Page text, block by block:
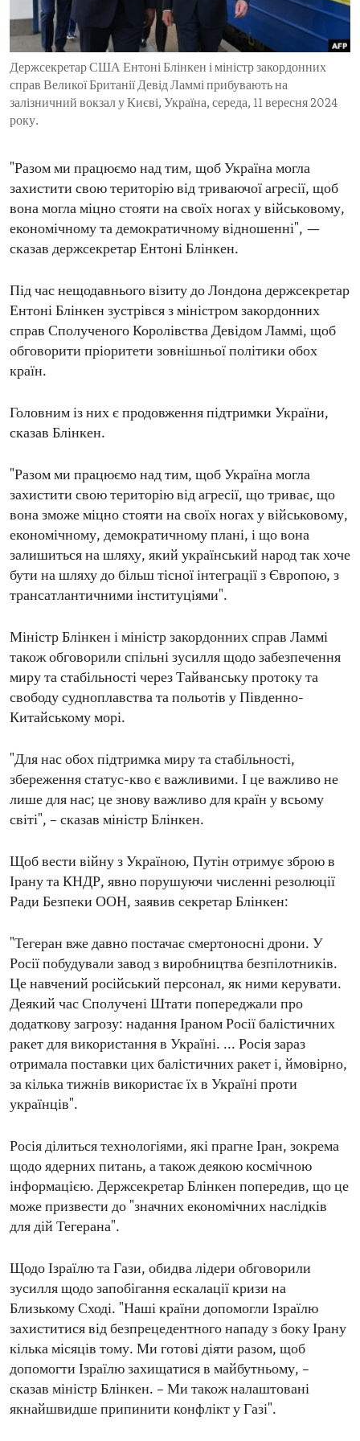
ENVIRONMENT AND HEALTH
IDEALS AND INSTITUTIONS
Держсекретар США Ентоні Блінкен і міністр закордонних
справ Великої Британії Девід Ламмі прибувають на
залізничний вокзал у Києві, Україна, середа, 11 вересня 2024
року.
"Разом ми працюємо над тим, щоб Україна могла
захистити свою територію від триваючої агресії, щоб
вона могла міцно стояти на своїх ногах у військовому,
економічному та демократичному відношенні", —
сказав держсекретар Ентоні Блінкен.
Під час нещодавнього візиту до Лондона держсекретар
Ентоні Блінкен зустрівся з міністром закордонних
справ Сполученого Королівства Девідом Ламмі, щоб
обговорити пріоритети зовнішньої політики обох
країн.
Головним із них є продовження підтримки України,
сказав Блінкен.
"Разом ми працюємо над тим, щоб Україна могла
захистити свою територію від агресії, що триває, що
вона зможе міцно стояти на своїх ногах у військовому,
економічному, демократичному плані, і що вона
залишиться на шляху, який український народ так хоче
бути на шляху до більш тісної інтеграції з Європою, з
трансатлантичними інституціями".
Міністр Блінкен і міністр закордонних справ Ламмі
також обговорили спільні зусилля щодо забезпечення
миру та стабільності через Тайванську протоку та
свободу судноплавства та польотів у Південно-
Китайському морі.
"Для нас обох підтримка миру та стабільності,
збереження статус-кво є важливими. І це важливо не
лише для нас; це знову важливо для країн у всьому
світі", – сказав міністр Блінкен.
Щоб вести війну з Україною, Путін отримує зброю в
Ірану та КНДР, явно порушуючи численні резолюції
Ради Безпеки ООН, заявив секретар Блінкен:
"Тегеран вже давно постачає смертоносні дрони. У
Росії побудували завод з виробництва безпілотників.
Це навчений російський персонал, як ними керувати.
Деякий час Сполучені Штати попереджали про
додаткову загрозу: надання Іраном Росії балістичних
ракет для використання в Україні. ... Росія зараз
отримала поставки цих балістичних ракет і, ймовірно,
за кілька тижнів використає їх в Україні проти
українців".
Росія ділиться технологіями, які прагне Іран, зокрема
щодо ядерних питань, а також деякою космічною
інформацією. Держсекретар Блінкен попередив, що це
може призвести до "значних економічних наслідків
для дій Тегерана".
Щодо Ізраїлю та Гази, обидва лідери обговорили
зусилля щодо запобігання ескалації кризи на
Близькому Сході. "Наші країни допомогли Ізраїлю
захиститися від безпрецедентного нападу з боку Ірану
кілька місяців тому. Ми готові діяти разом, щоб
допомогти Ізраїлю захищатися в майбутньому, –
сказав міністр Блінкен. – Ми також налаштовані
якнайшвидше припинити конфлікт у Газі".